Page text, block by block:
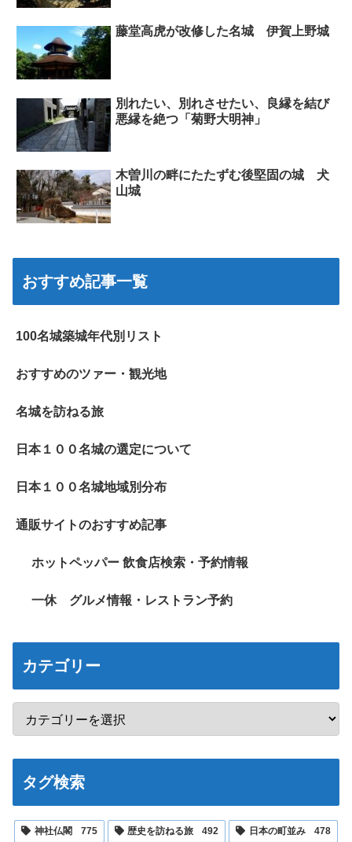
藤堂高虎が改修した名城 伊賀上野城
別れたい、別れさせたい、良縁を結び
悪縁を絶つ「菊野大明神」
木曽川の畔にたたずむ後堅固の城 犬
山城
おすすめ記事一覧
100名城築城年代別リスト
おすすめのツァー・観光地
名城を訪ねる旅
日本１００名城の選定について
日本１００名城地域別分布
通販サイトのおすすめ記事
ホットペッパー 飲食店検索・予約情報
一休 グルメ情報・レストラン予約
カテゴリー
タグ検索
神社仏閣 775 歴史を訪ねる旅 492 日本の町並み 478